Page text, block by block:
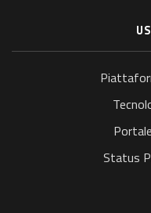
Status